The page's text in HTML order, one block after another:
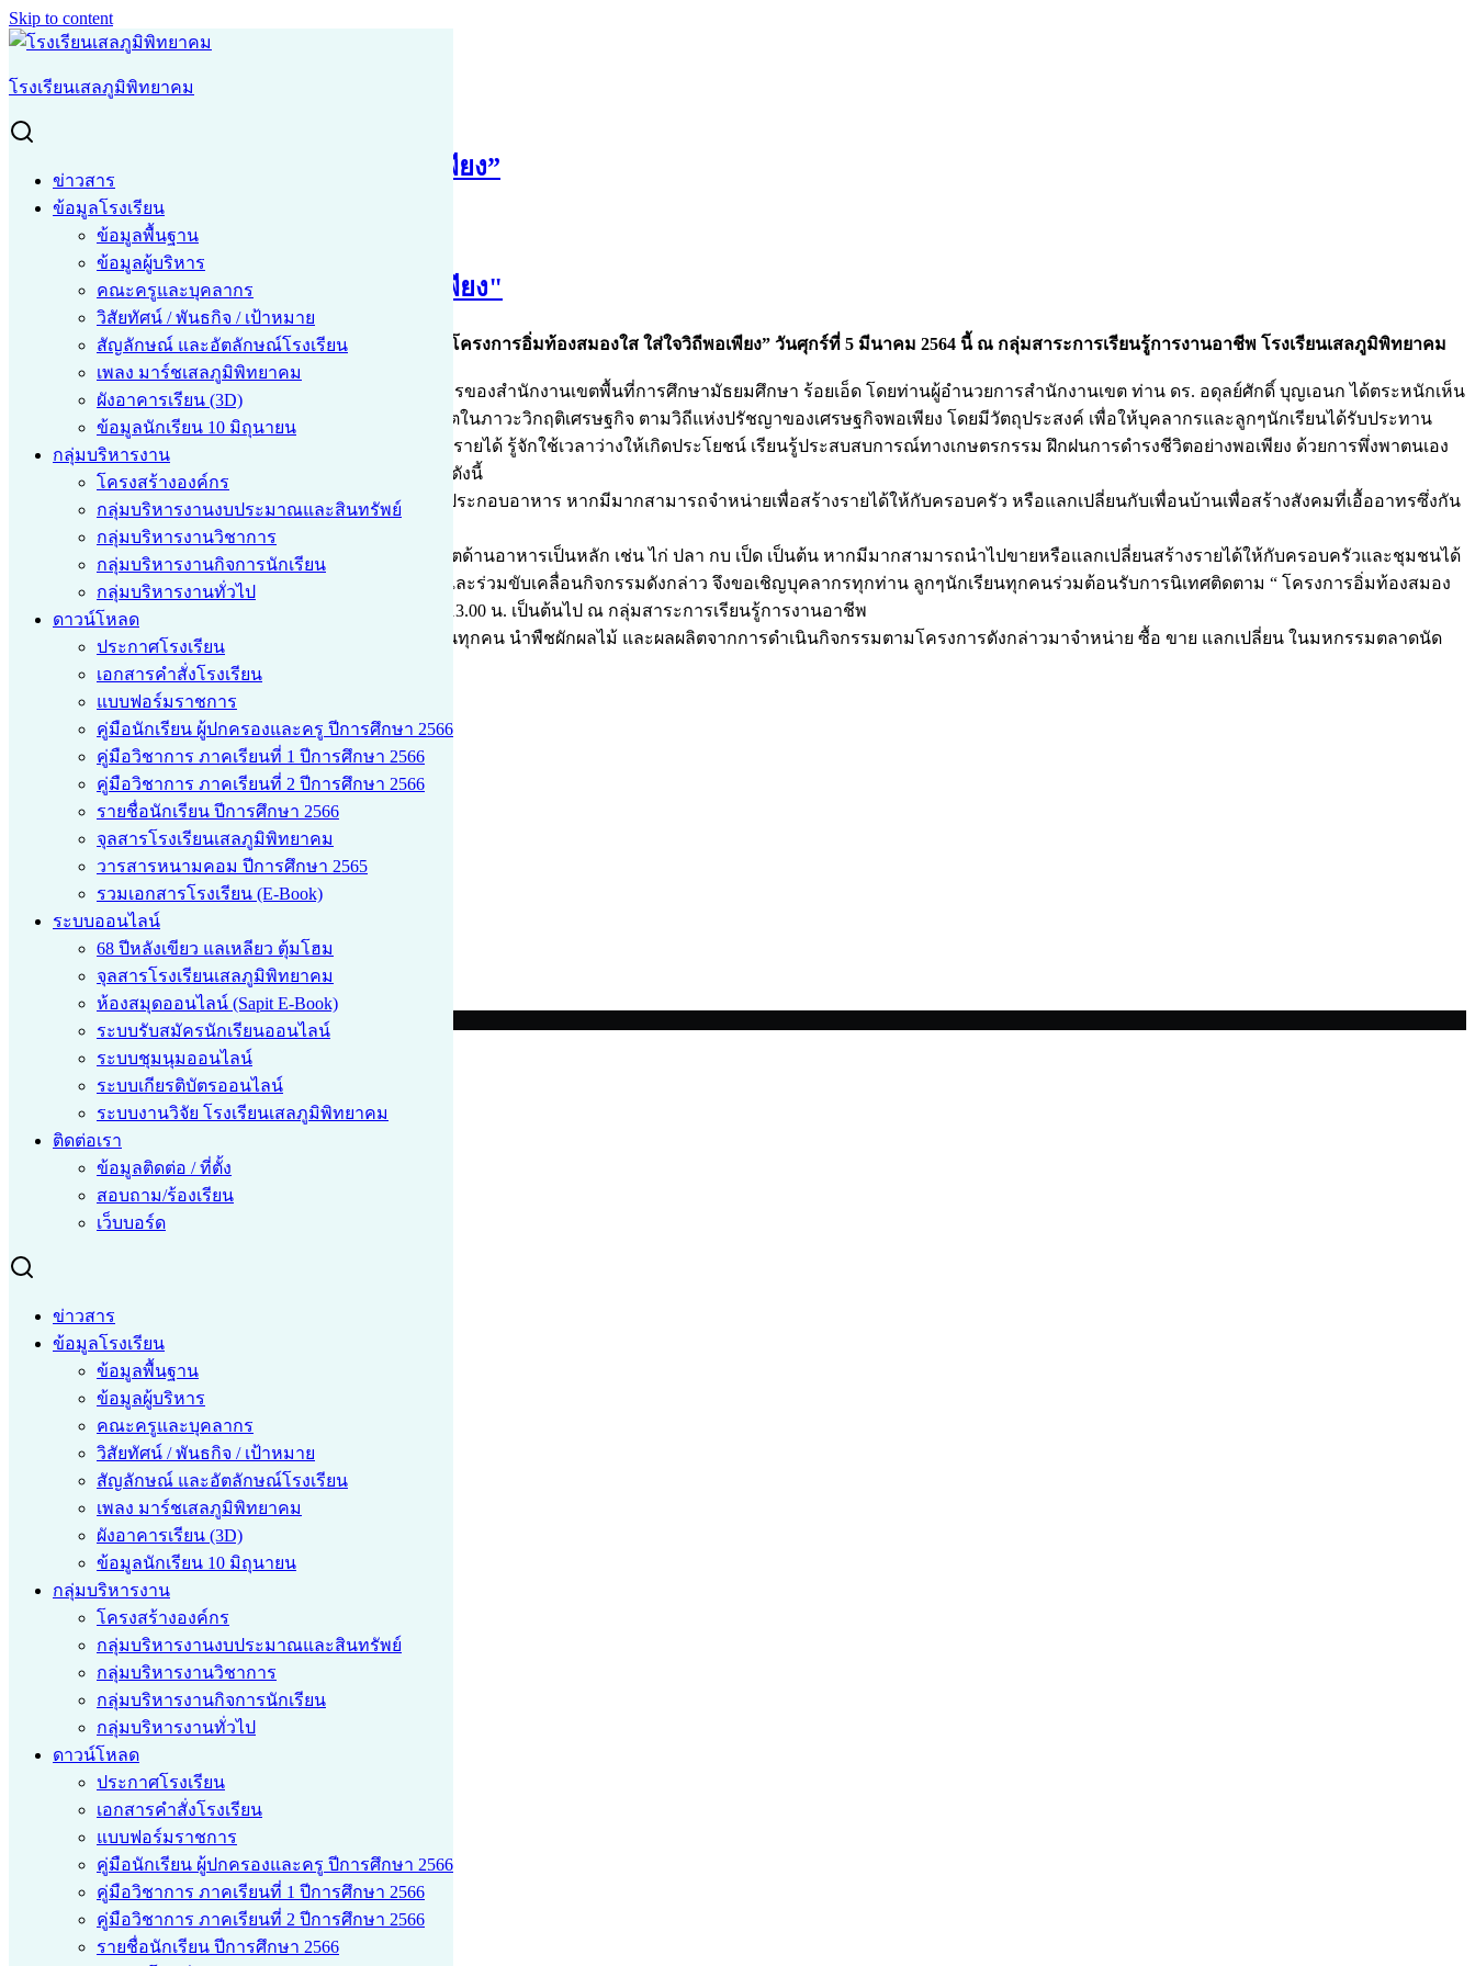
Skip to content
โรงเรียนเสลภูมิพิทยาคม
ข่าวสาร
ข้อมูลโรงเรียน
ข้อมูลพื้นฐาน
ข้อมูลผู้บริหาร
คณะครูและบุคลากร
วิสัยทัศน์ / พันธกิจ / เป้าหมาย
สัญลักษณ์ และอัตลักษณ์โรงเรียน
เพลง มาร์ชเสลภูมิพิทยาคม
ผังอาคารเรียน (3D)
ข้อมูลนักเรียน 10 มิถุนายน
กลุ่มบริหารงาน
โครงสร้างองค์กร
กลุ่มบริหารงานงบประมาณและสินทรัพย์
กลุ่มบริหารงานวิชาการ
กลุ่มบริหารงานกิจการนักเรียน
กลุ่มบริหารงานทั่วไป
ดาวน์โหลด
ประกาศโรงเรียน
เอกสารคำสั่งโรงเรียน
แบบฟอร์มราชการ
คู่มือนักเรียน ผู้ปกครองและครู ปีการศึกษา 2566
คู่มือวิชาการ ภาคเรียนที่ 1 ปีการศึกษา 2566
คู่มือวิชาการ ภาคเรียนที่ 2 ปีการศึกษา 2566
รายชื่อนักเรียน ปีการศึกษา 2566
จุลสารโรงเรียนเสลภูมิพิทยาคม
วารสารหนามคอม ปีการศึกษา 2565
รวมเอกสารโรงเรียน (E-Book)
ระบบออนไลน์
68 ปีหลังเขียว แลเหลียว ตุ้มโฮม
จุลสารโรงเรียนเสลภูมิพิทยาคม
ห้องสมุดออนไลน์ (Sapit E-Book)
ระบบรับสมัครนักเรียนออนไลน์
ระบบชุมนุมออนไลน์
ระบบเกียรติบัตรออนไลน์
ระบบงานวิจัย โรงเรียนเสลภูมิพิทยาคม
ติดต่อเรา
ข้อมูลติดต่อ / ที่ตั้ง
สอบถาม/ร้องเรียน
เว็บบอร์ด
ข่าวสาร
ข้อมูลโรงเรียน
ข้อมูลพื้นฐาน
ข้อมูลผู้บริหาร
คณะครูและบุคลากร
วิสัยทัศน์ / พันธกิจ / เป้าหมาย
สัญลักษณ์ และอัตลักษณ์โรงเรียน
เพลง มาร์ชเสลภูมิพิทยาคม
ผังอาคารเรียน (3D)
ข้อมูลนักเรียน 10 มิถุนายน
กลุ่มบริหารงาน
โครงสร้างองค์กร
กลุ่มบริหารงานงบประมาณและสินทรัพย์
กลุ่มบริหารงานวิชาการ
กลุ่มบริหารงานกิจการนักเรียน
กลุ่มบริหารงานทั่วไป
ดาวน์โหลด
ประกาศโรงเรียน
เอกสารคำสั่งโรงเรียน
แบบฟอร์มราชการ
คู่มือนักเรียน ผู้ปกครองและครู ปีการศึกษา 2566
คู่มือวิชาการ ภาคเรียนที่ 1 ปีการศึกษา 2566
คู่มือวิชาการ ภาคเรียนที่ 2 ปีการศึกษา 2566
รายชื่อนักเรียน ปีการศึกษา 2566
Search for:
โครงการ “อิ่มท้องสมองใส ใส่ใจวิถีพอเพียง”
4 มี.ค. 20214 มี.ค. 2021
โครงการ "อิ่มท้องสมองใส ใส่ใจวิถีพอเพียง"
ขอเชิญชวนคุณครู นักเรียนและบุคคลที่สนใจเข้าชม “โครงการอิ่มท้องสมองใส ใส่ใจวิถีพอเพียง” วันศุกร์ที่ 5 มีนาคม 2564 นี้ ณ กลุ่มสาระการเรียนรู้การงานอาชีพ โรงเรียนเสลภูมิพิทยาคม
โครงการอิ่มท้องสมองใส ใส่ใจวิถีพอเพียง เป็นโครงการของสำนักงานเขตพื้นที่การศึกษามัธยมศึกษา ร้อยเอ็ด โดยท่านผู้อำนวยการสำนักงานเขต ท่าน ดร. อดุลย์ศักดิ์ บุญเอนก ได้ตระหนักเห็น
ความสำคัญของภาวะโภชนาการและแนวทางการดำรงชีวิตในภาวะวิกฤติเศรษฐกิจ ตามวิถีแห่งปรัชญาของเศรษฐกิจพอเพียง โดยมีวัตถุประสงค์ เพื่อให้บุคลากรและลูกๆนักเรียนได้รับประทาน
อาหารที่ดี มีประโยชน์ ปลอดสารพิษ ลดภาระค่าใช้จ่าย เพิ่มรายได้ รู้จักใช้เวลาว่างให้เกิดประโยชน์ เรียนรู้ประสบสบการณ์ทางเกษตรกรรม ฝึกฝนการดำรงชีวิตอย่างพอเพียง ด้วยการพึ่งพาตนเอง
โดยมีแนวทางในการดำเนินการเพื่อให้เกิดรูปธรรมทั้งระบบดังนี้
1. ปลูกพืชผักเพื่อรับประทานอย่างน้อย 5 อย่าง เพื่อให้ประกอบอาหาร หากมีมากสามารถจำหน่ายเพื่อสร้างรายได้ให้กับครอบครัว หรือแลกเปลี่ยนกับเพื่อนบ้านเพื่อสร้างสังคมที่เอื้ออาทรซึ่งกัน
2. เลี้ยงสัตว์ อย่างน้อย 2 อย่าง มุ่งเน้นสัตว์ที่สร้างผลผลิตด้านอาหารเป็นหลัก เช่น ไก่ ปลา กบ เป็ด เป็นต้น หากมีมากสามารถนำไปขายหรือแลกเปลี่ยนสร้างรายได้ให้กับครอบครัวและชุมชนได้
โรงเรียนเสลภูมิพิทยาคม เป็นส่วนหนึ่งของโครงการและร่วมขับเคลื่อนกิจกรรมดังกล่าว จึงขอเชิญบุคลากรทุกท่าน ลูกๆนักเรียนทุกคนร่วมต้อนรับการนิเทศติดตาม “ โครงการอิ่มท้องสมอง
ใส ใส่ใจวิถีพอเพียง”พร้อมกัน ในวันที่ 5 มีนาคม 2564 เวลา 13.00 น. เป็นต้นไป ณ กลุ่มสาระการเรียนรู้การงานอาชีพ
ขอประชาสัมพันธ์ให้บุคลากรทุกท่านและลูกๆนักเรียนทุกคน นำพืชผักผลไม้ และผลผลิตจากการดำเนินกิจกรรมตามโครงการดังกล่าวมาจำหน่าย ซื้อ ขาย แลกเปลี่ยน ในมหกรรมตลาดนัด
โครงการอิ่มท้องสมองใส ใส่ใจวิถีพอเพียง
admin
©2026 www.sapit.ac.th. All rights reserved.